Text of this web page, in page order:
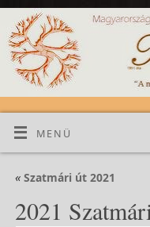
MENÜ
«Szatmári út 2021
2021